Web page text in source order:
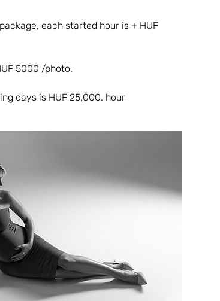
each started hour is + HUF
5000 /photo.
days is HUF 25,000. hour